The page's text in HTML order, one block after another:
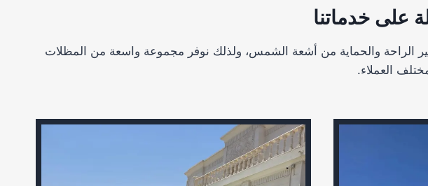
على خدماتنا
الراحة والحماية من أشعة الشمس، ولذلك نوفر مجموعة واسعة من المظلات
العملاء.